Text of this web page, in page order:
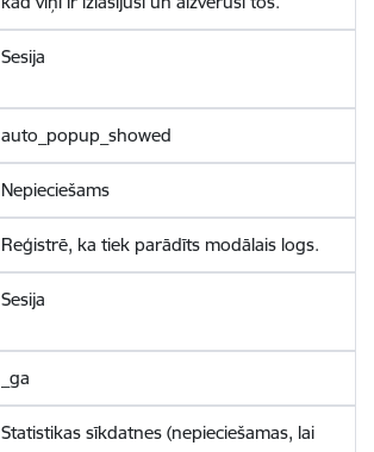
Sesija
auto_popup_showed
Nepieciešams
Reģistrē, ka tiek parādīts modālais logs.
Sesija
_ga
Statistikas sīkdatnes (nepieciešamas, lai